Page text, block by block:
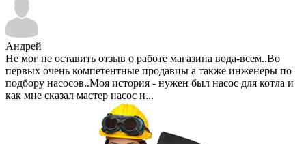
Андрей
Не мог не оставить отзыв о работе магазина вода-всем..Во
первых очень компетентные продавцы а также инженеры по
подбору насосов..Моя история - нужен был насос для котла и
как мне сказал мастер насос н...